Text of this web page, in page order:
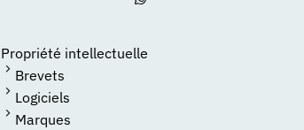
Propriété intellectuelle
Brevets
Logiciels
Marques